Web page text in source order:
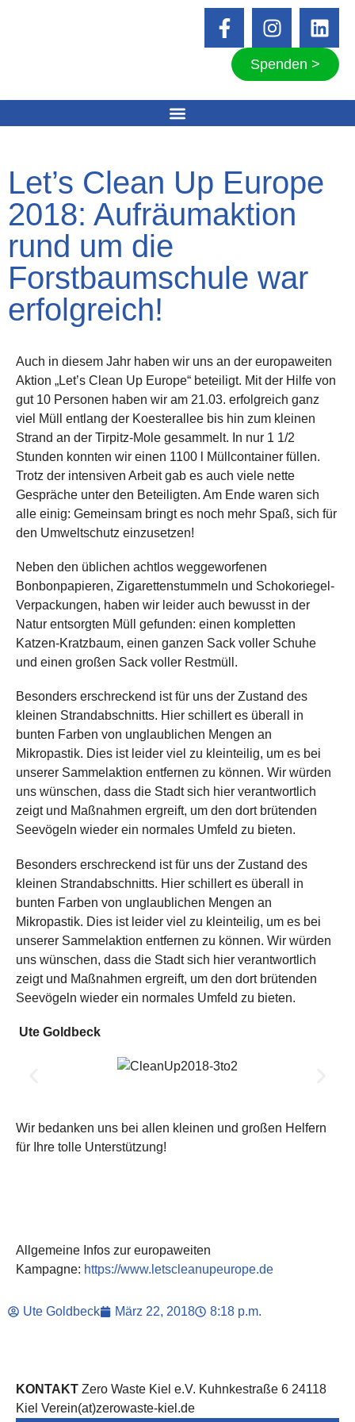
Spenden >
Let’s Clean Up Europe
2018: Aufräumaktion
rund um die
Forstbaumschule war
erfolgreich!
Auch in diesem Jahr haben wir uns an der europaweiten
Aktion „Let’s Clean Up Europe“ beteiligt. Mit der Hilfe von
gut 10 Personen haben wir am 21.03. erfolgreich ganz
viel Müll entlang der Koesterallee bis hin zum kleinen
Strand an der Tirpitz-Mole gesammelt. In nur 1 1/2
Stunden konnten wir einen 1100 l Müllcontainer füllen.
Trotz der intensiven Arbeit gab es auch viele nette
Gespräche unter den Beteiligten. Am Ende waren sich
alle einig: Gemeinsam bringt es noch mehr Spaß, sich für
den Umweltschutz einzusetzen!
Neben den üblichen achtlos weggeworfenen
Bonbonpapieren, Zigarettenstummeln und Schokoriegel-
Verpackungen, haben wir leider auch bewusst in der
Natur entsorgten Müll gefunden: einen kompletten
Katzen-Kratzbaum, einen ganzen Sack voller Schuhe
und einen großen Sack voller Restmüll.
Besonders erschreckend ist für uns der Zustand des
kleinen Strandabschnitts. Hier schillert es überall in
bunten Farben von unglaublichen Mengen an
Mikropastik. Dies ist leider viel zu kleinteilig, um es bei
unserer Sammelaktion entfernen zu können. Wir würden
uns wünschen, dass die Stadt sich hier verantwortlich
zeigt und Maßnahmen ergreift, um den dort brütenden
Seevögeln wieder ein normales Umfeld zu bieten.
Besonders erschreckend ist für uns der Zustand des
kleinen Strandabschnitts. Hier schillert es überall in
bunten Farben von unglaublichen Mengen an
Mikropastik. Dies ist leider viel zu kleinteilig, um es bei
unserer Sammelaktion entfernen zu können. Wir würden
uns wünschen, dass die Stadt sich hier verantwortlich
zeigt und Maßnahmen ergreift, um den dort brütenden
Seevögeln wieder ein normales Umfeld zu bieten.
Ute Goldbeck
Wir bedanken uns bei allen kleinen und großen Helfern
für Ihre tolle Unterstützung!
Allgemeine Infos zur europaweiten
Kampagne: https://www.letscleanupeurope.de
Ute Goldbeck März 22, 2018 8:18 p.m.
KONTAKT Zero Waste Kiel e.V. Kuhnkestraße 6 24118
Kiel Verein(at)zerowaste-kiel.de